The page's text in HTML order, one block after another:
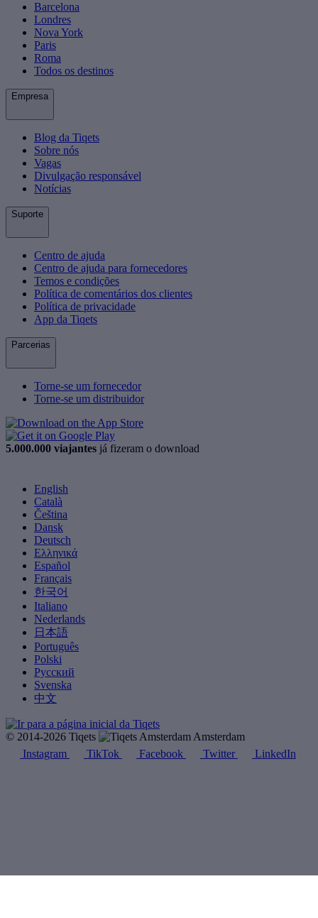
Barcelona
Londres
Nova York
Paris
Roma
Todos os destinos
Empresa
Blog da Tiqets
Sobre nós
Vagas
Divulgação responsável
Notícias
Suporte
Centro de ajuda
Centro de ajuda para fornecedores
Temos e condições
Política de comentários dos clientes
Política de privacidade
App da Tiqets
Parcerias
Torne-se um fornecedor
Torne-se um distribuidor
5.000.000 viajantes já fizeram o download
English
Català
Čeština
Dansk
Deutsch
Ελληνικά
Español
Français
한국어
Italiano
Nederlands
日本語
Português
Polski
Русский
Svenska
中文
© 2014-2026 Tiqets
Amsterdam
Instagram
TikTok Facebook Twitter LinkedIn